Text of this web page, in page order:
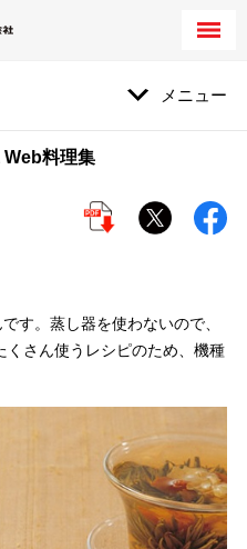
メニュー
Web料理集
す。蒸し器を使わないので、
さん使うレシピのため、機種